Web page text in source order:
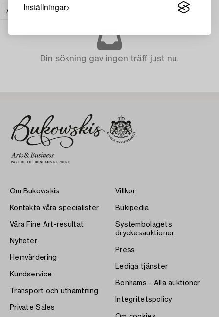
Inställningar
ASIATISK KERAMIK & KONSTHANTVERK
Din sökning gav ingen träff just nu.
Om Bukowskis
Kontakta våra specialister
Våra Fine Art-resultat
Nyheter
Hemvärdering
Kundservice
Transport och uthämtning
Private Sales
Villkor
Bukipedia
Systembolagets
dryckesauktioner
Press
Lediga tjänster
Bonhams - Alla auktioner
Integritetspolicy